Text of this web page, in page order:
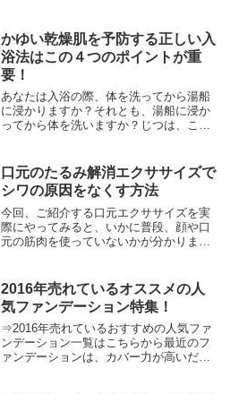
ティブコンディショニングEX。今回、
【FANCLファンケル...
かゆい乾燥肌を予防する正しい入
浴法はこの４つのポイントが重
要！
あなたは入浴の際、体を洗ってから湯船
に浸かりますか？それとも、湯船に浸か
ってから体を洗いますか？じつは、この
空気が乾燥する季節はとくに、お肌の乾
燥が気になりますが、普段...
口元のたるみ解消エクササイズで
シワの原因をなくす方法
今回、ご紹介する口元エクササイズを実
際にやってみると、いかに普段、顔や口
元の筋肉を使っていないかが分かりま
実に頬や口元のたるみが引き締まるとい
うことですよね♪是非、この...
2016年売れているオススメの人
気ファンデーション特集！
⇒2016年売れているおすすめの人気ファ
ンデーション一覧はこちらから最近のフ
ァンデーションは、カバー力が高いだけ